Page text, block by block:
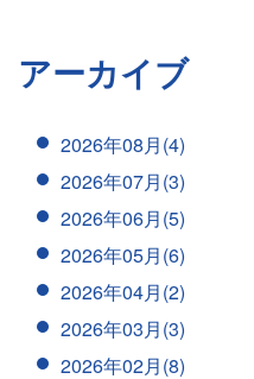
アーカイブ
2026年08月(4)
2026年07月(3)
2026年06月(5)
2026年05月(6)
2026年04月(2)
2026年03月(3)
2026年02月(8)